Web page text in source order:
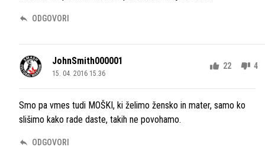
ODGOVORI
JohnSmith000001
15. 04. 2016 15.36
22 4
Smo pa vmes tudi MOŠKI, ki želimo žensko in mater, samo ko
slišimo kako rade daste, takih ne povohamo.
ODGOVORI